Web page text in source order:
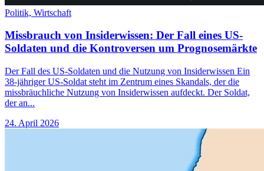
Politik, Wirtschaft
Missbrauch von Insiderwissen: Der Fall eines US-
Soldaten und die Kontroversen um Prognosemärkte
Der Fall des US-Soldaten und die Nutzung von Insiderwissen Ein
38-jähriger US-Soldat steht im Zentrum eines Skandals, der die
missbräuchliche Nutzung von Insiderwissen aufdeckt. Der Soldat,
der an...
24. April 2026